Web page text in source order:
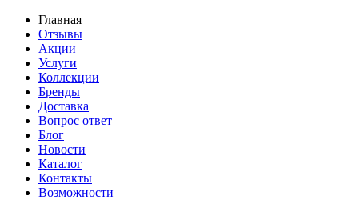
Главная
Отзывы
Акции
Услуги
Коллекции
Бренды
Доставка
Вопрос ответ
Блог
Новости
Каталог
Контакты
Возможности